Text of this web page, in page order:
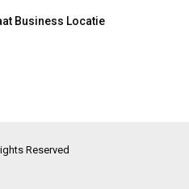
Business Locatie
Reserved